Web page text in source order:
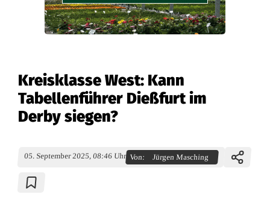
Kreisklasse West: Kann
Tabellenführer Dießfurt im
Derby siegen?
05. September 2025, 08:46 Uhr Von: Jürgen Masching